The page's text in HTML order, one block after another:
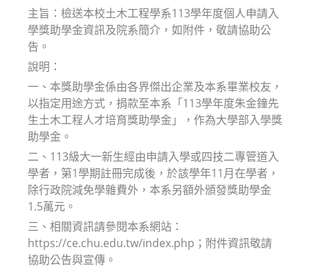
主旨：檢送本校土木工程學系113學年度個人申請入
學獎助學金資訊及院系簡介，如附件，敬請協助公
告。
說明：
一、本獎助學金係由各界傑出企業及本系畢業校友，
以指定用途方式，捐款至本系「113學年度朱金鐘先
生土木工程人才培育獎助學金」，作為大學部入學獎
助學金。
二、113級大一新生經由申請入學或四技二專管道入
學者，第1學期註冊完成後，於該學年11月在學者，
除行政院減免學雜費外，本系另額外頒發獎助學金
1.5萬元。
三、相關資訊請參閱本系網站：
https://ce.chu.edu.tw/index.php；附件資訊敬請
協助公告與宣傳。